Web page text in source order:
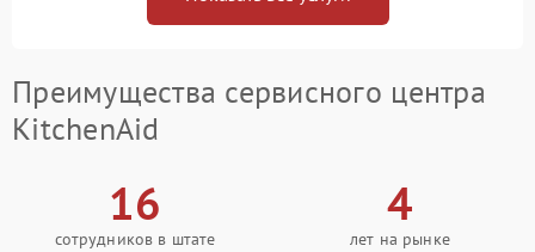
Преимущества сервисного центра
KitchenAid
16
сотрудников в штате
4
лет на рынке